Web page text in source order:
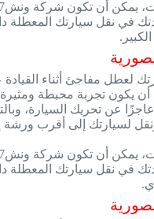
في نقل سيارتك المعطلة
لعطل مفاجئ أثناء
أن يكون تجربة محبطة
عن تحريك السيارة،
لسيارتك إلى أقرب ورشة
في نقل سيارتك المعطلة